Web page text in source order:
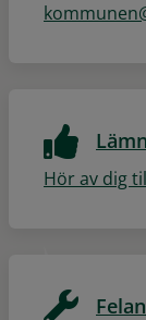
Hör av dig